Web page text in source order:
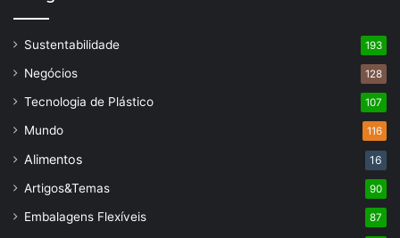
Sustentabilidade 193
Negócios 128
Tecnologia de Plástico 107
Mundo 116
Alimentos 16
Artigos&Temas 90
Embalagens Flexíveis 87